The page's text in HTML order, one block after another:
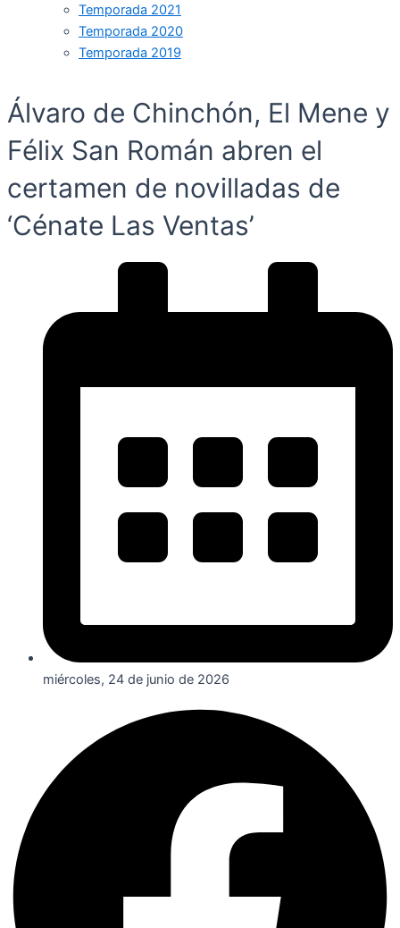
Temporada 2021
Temporada 2020
Temporada 2019
Álvaro de Chinchón, El Mene y
Félix San Román abren el
certamen de novilladas de
‘Cénate Las Ventas’
miércoles, 24 de junio de 2026